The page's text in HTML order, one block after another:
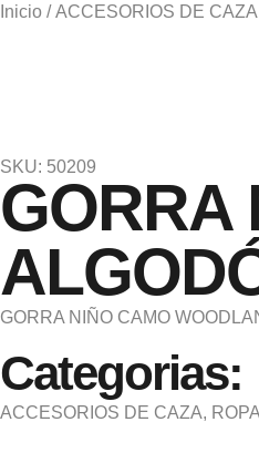
Inicio /ACCESORIOS DE CAZA
SKU: 50209
GORRA
GORRA NIÑO CAMO
Categorias:
ACCESORIOS DE CAZA,